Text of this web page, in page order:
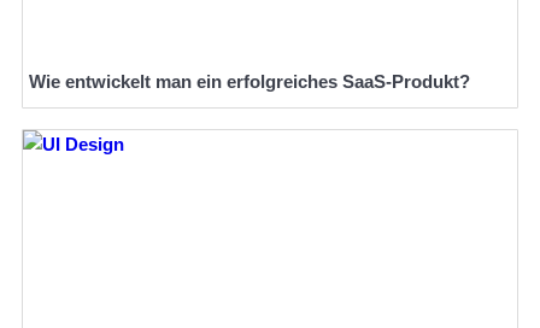
Wie entwickelt man ein erfolgreiches SaaS-Produkt?